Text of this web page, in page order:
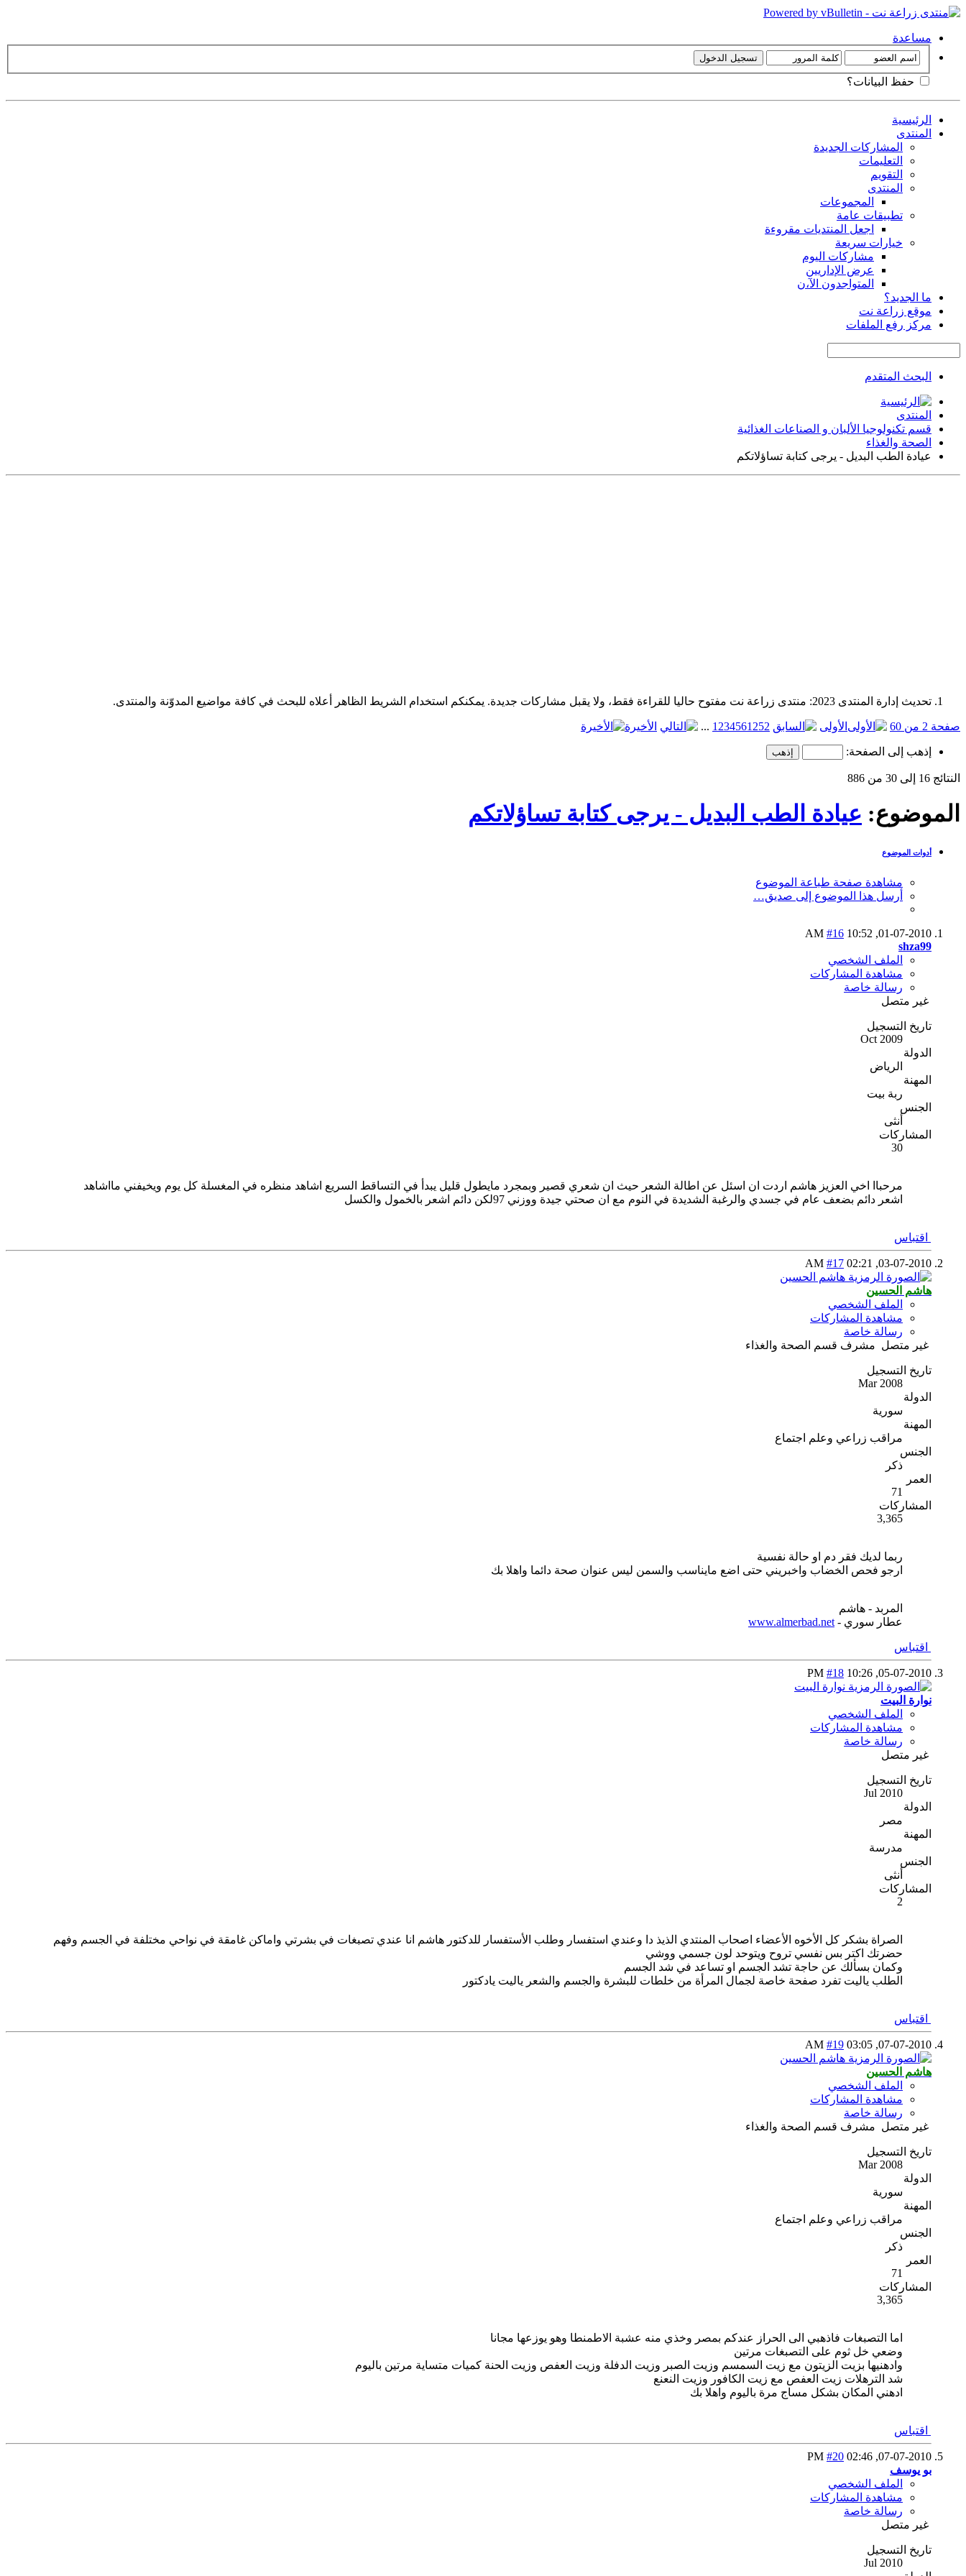
مساعدة
حفظ البيانات؟
الرئيسية
المنتدى
المشاركات الجديدة
التعليمات
التقويم
المنتدى
المجموعات
تطبيقات عامة
اجعل المنتديات مقروءة
خيارات سريعة
مشاركات اليوم
عرض الإداريين
المتواجدون الآ،ن
ما الجديد؟
موقع زراعة نت
مركز رفع الملفات
البحث المتقدم
المنتدى
قسم تكنولوجيا الألبان و الصناعات الغذائية
الصحة والغذاء
عيادة الطب البديل - يرجى كتابة تساؤلاتكم
تحديث إدارة المنتدى 2023: منتدى زراعة نت مفتوح حاليا للقراءة فقط، ولا يقبل مشاركات جديدة. يمكنكم استخدام الشريط الظاهر أعلاه للبحث في كافة مواضيع المدوّنة والمنتدى.
صفحة 2 من 60 الأولى 1 234561252
... الأخيرة
إذهب إلى الصفحة:
النتائج 16 إلى 30 من 886
الموضوع: عيادة الطب البديل - يرجى كتابة تساؤلاتكم
أدوات الموضوع
مشاهدة صفحة طباعة الموضوع
أرسل هذا الموضوع إلى صديق…
01-07-2010,
10:52 AM
#16
shza99
الملف الشخصي
مشاهدة المشاركات
رسالة خاصة
غير متصل
تاريخ التسجيل
Oct 2009
الدولة
الرياض
المهنة
ربة بيت
الجنس
أنثى
المشاركات
30
مرحباا اخي العزيز هاشم اردت ان اسئل عن اطالة الشعر حيث ان شعري قصير وبمجرد مايطول قليل يبدأ في التساقط السريع اشاهد منظره في المغسلة كل يوم ويخيفني مااشاهد
اشعر دائم بضعف عام في جسدي والرغبة الشديدة في النوم مع ان صحتي جيدة ووزني 97لكن دائم اشعر بالخمول والكسل
اقتباس
03-07-2010,
02:21 AM
#17
هاشم الحسين
الملف الشخصي
مشاهدة المشاركات
رسالة خاصة
غير متصل مشرف قسم الصحة والغذاء
تاريخ التسجيل
Mar 2008
الدولة
سورية
المهنة
مراقب زراعي وعلم اجتماع
الجنس
ذكر
العمر
71
المشاركات
3,365
ربما لديك فقر دم او حالة نفسية
ارجو فحص الخضاب واخبريني حتى اضع مايناسب والسمن ليس عنوان صحة دائما واهلا بك
المربد - هاشم
عطار سوري - www.almerbad.net
اقتباس
05-07-2010,
10:26 PM
#18
نوارة البيت
الملف الشخصي
مشاهدة المشاركات
رسالة خاصة
غير متصل
تاريخ التسجيل
Jul 2010
الدولة
مصر
المهنة
مدرسة
الجنس
أنثى
المشاركات
2
الصراة بشكر كل الأخوه الأعضاء اصحاب المنتدي الذيذ دا وعندي استفسار وطلب الأستفسار للدكتور هاشم انا عندي تصبغات في بشرتي واماكن غامقة في نواحي مختلفة في الجسم وفهم
حضرتك اكتر بس نفسي تروح ويتوحد لون جسمي ووشي
وكمان بسألك عن حاجة تشد الجسم او تساعد في شد الجسم
الطلب ياليت تفرد صفحة خاصة لجمال المرأة من خلطات للبشرة والجسم والشعر ياليت يادكتور
اقتباس
07-07-2010,
03:05 AM
#19
هاشم الحسين
الملف الشخصي
مشاهدة المشاركات
رسالة خاصة
غير متصل مشرف قسم الصحة والغذاء
تاريخ التسجيل
Mar 2008
الدولة
سورية
المهنة
مراقب زراعي وعلم اجتماع
الجنس
ذكر
العمر
71
المشاركات
3,365
اما التصبغات فاذهبي الى الحراز عندكم بمصر وخذي منه عشبة الاطمنطا وهو يوزعها مجانا
وضعي خل ثوم على التصبغات مرتين
وادهنيها بزيت الزيتون مع زيت السمسم وزيت الصبر وزيت الدفلة وزيت العفص وزيت الحنة كميات متساية مرتين باليوم
شد الترهلات زيت العفص مع زيت الكافور وزيت النعنع
ادهني المكان بشكل مساج مرة باليوم واهلا بك
اقتباس
07-07-2010,
02:46 PM
#20
بو يوسف
الملف الشخصي
مشاهدة المشاركات
رسالة خاصة
غير متصل
تاريخ التسجيل
Jul 2010